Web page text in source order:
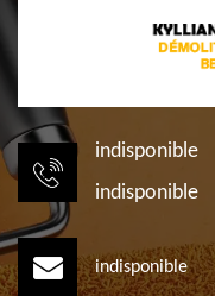
indisponible
indisponible
indisponible